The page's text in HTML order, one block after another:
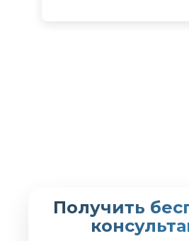
Получить